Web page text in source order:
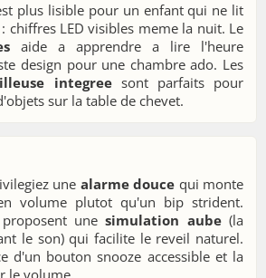
plus lisible pour un enfant qui ne lit
chiffres LED visibles meme la nuit. Le
aide a apprendre a lire l'heure
design pour une chambre ado. Les
integreesont parfaits pour
sur la table de chevet.
une alarme douce qui monte
volume plutot qu'un bip strident.
proposent unesimulation aube(la
le son) qui facilite le reveil naturel.
d'un bouton snooze accessible et la